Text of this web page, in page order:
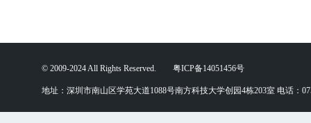
© 2009-2024 All Rights Reserved. 粤ICP备14051456号
地址：深圳市南山区学苑大道1088号南方科技大学创园4栋203室 电话：